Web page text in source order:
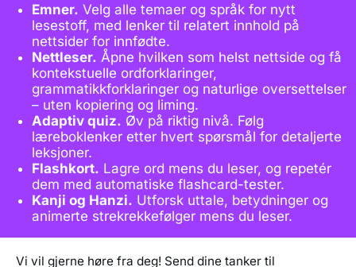
Emner. Velg alle temaer og språk for nytt
lesestoff, med lenker til relatert innhold på
nettsider for innfødte.
Nettleser. Åpne hvilken som helst nettside og få
kontekstuelle ordforklaringer,
grammatikkforklaringer og naturlige oversettelser
– uten kopiering og liming.
Adaptiv quiz. Øv på riktig nivå. Følg
læreboklenker etter hvert spørsmål for detaljerte
leksjoner.
Flashkort. Lagre ord mens du leser, og repetér
dem med automatiske flashcard-tester.
Kanji og Hanzi. Utforsk uttale, betydninger og
animerte strekrekkefølger mens du leser.
Vi vil gjerne høre fra deg! Send dine tanker til